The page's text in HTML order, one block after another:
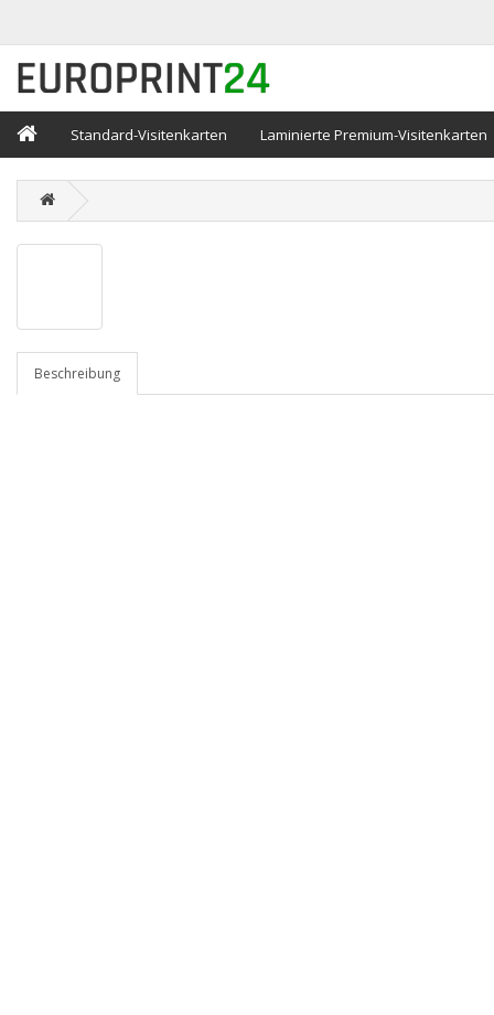
Standard-Visitenkarten Laminierte Premium-Visitenkarten
Beschreibung